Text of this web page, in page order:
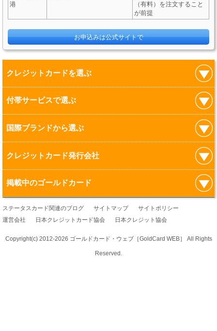
港
（有料）を注文すること
が前提
お申込みは公式サイトで
クレジットカードを選ぶ
付帯サービスで選ぶ
国際ブランドから選ぶ
クレジットカード発行会社
掲載中のゴールドカード
ステータスカード関連のブログ サイトマップ
サイトポリシー
運営会社
日本クレジットカード協会 日本クレジット協会
Copyright(c) 2012-2026 ゴールドカード・ウェブ［GoldCard WEB］ All Rights
Reserved.